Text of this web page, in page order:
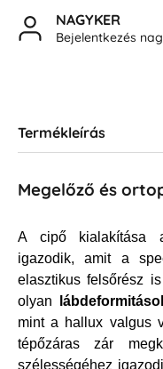
NAGYKER
Bejelentkezés
Termékleírás
Megelőző és
A cipő kialakítása
igazodik, amit a
elasztikus felsőrész
olyan
mint a hallux valgus
tépőzáras zár
szélességéhez